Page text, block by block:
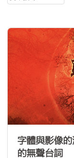
字體與影像
的無聲台詞